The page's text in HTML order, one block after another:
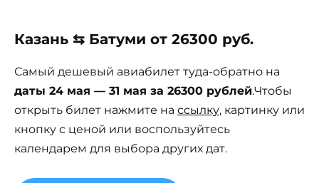
Казань ⇆ Батуми от 26300 руб.
Самый дешевый авиабилет туда-обратно на
даты 24 мая — 31 мая за 26300 рублей.Чтобы
открыть билет нажмите на ссылку, картинку или
кнопку с ценой или воспользуйтесь
календарем для выбора других дат.